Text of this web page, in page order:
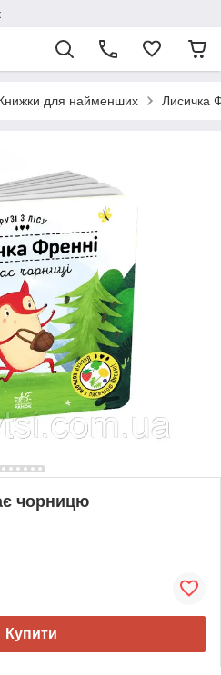
для найменших Лисичка
чорницю
Купити